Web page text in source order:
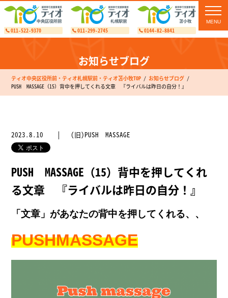
011-522-9370 011-299-2745 0144-82-8841
お知らせブログ
ティオ中央区役所前・ティオ札幌駅前・ティオ苫小牧TOP
お知らせブログ
PUSH MASSAGE（15）背中を押してくれる文章 『ライバルは昨日の自分！』
2023.8.10 (旧)PUSH MASSAGE
PUSH MASSAGE（15）背中を押してくれ
る文章 『ライバルは昨日の自分！』
「文章」があなたの背中を押してくれる、、
PUSHMASSAGE